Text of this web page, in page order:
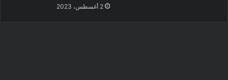
2 أغسطس، 2023